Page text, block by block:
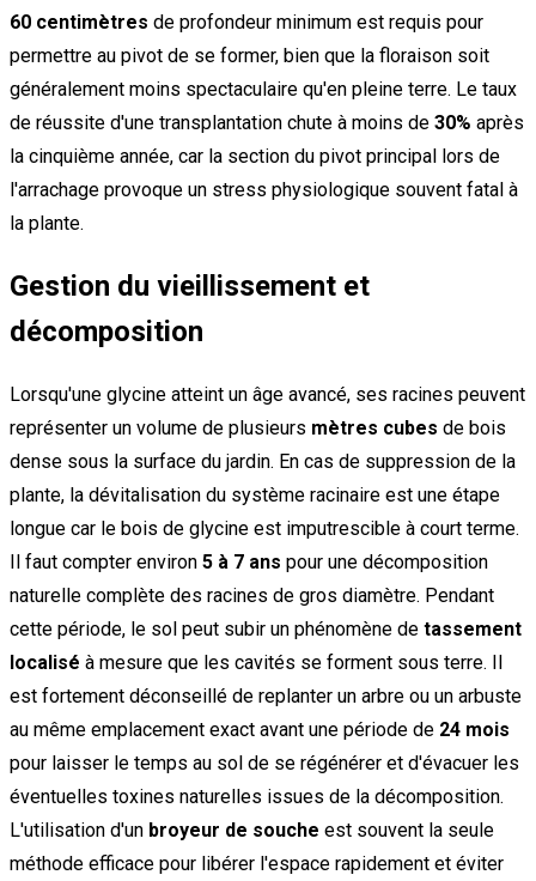
60 centimètres de profondeur minimum est requis pour
permettre au pivot de se former, bien que la floraison soit
généralement moins spectaculaire qu'en pleine terre. Le taux
de réussite d'une transplantation chute à moins de 30% après
la cinquième année, car la section du pivot principal lors de
l'arrachage provoque un stress physiologique souvent fatal à
la plante.
Gestion du vieillissement et
décomposition
Lorsqu'une glycine atteint un âge avancé, ses racines peuvent
représenter un volume de plusieurs mètres cubes de bois
dense sous la surface du jardin. En cas de suppression de la
plante, la dévitalisation du système racinaire est une étape
longue car le bois de glycine est imputrescible à court terme.
Il faut compter environ 5 à 7 ans pour une décomposition
naturelle complète des racines de gros diamètre. Pendant
cette période, le sol peut subir un phénomène de tassement
localisé à mesure que les cavités se forment sous terre. Il
est fortement déconseillé de replanter un arbre ou un arbuste
au même emplacement exact avant une période de 24 mois
pour laisser le temps au sol de se régénérer et d'évacuer les
éventuelles toxines naturelles issues de la décomposition.
L'utilisation d'un broyeur de souche est souvent la seule
méthode efficace pour libérer l'espace rapidement et éviter